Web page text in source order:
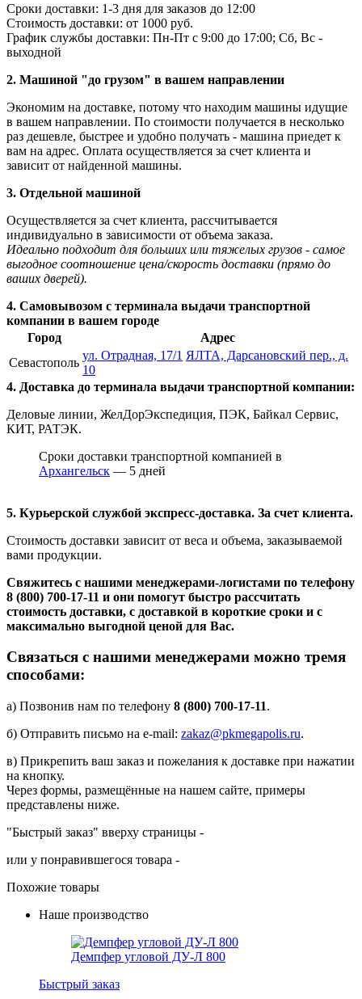
Сроки доставки: 1-3 дня для заказов до 12:00
Стоимость доставки: от 1000 руб.
График службы доставки: Пн-Пт с 9:00 до 17:00; Сб, Вс -
выходной
2. Машиной "до грузом" в вашем направлении
Экономим на доставке, потому что находим машины идущие
в вашем направлении. По стоимости получается в несколько
раз дешевле, быстрее и удобно получать - машина приедет к
вам на адрес. Оплата осуществляется за счет клиента и
зависит от найденной машины.
3. Отдельной машиной
Осуществляется за счет клиента, рассчитывается
индивидуально в зависимости от объема заказа.
Идеально подходит для больших или тяжелых грузов - самое
выгодное соотношение цена/скорость доставки (прямо до
ваших дверей).
4. Самовывозом с терминала выдачи транспортной
компании в вашем городе
Город
Адрес
Севастополь
ул. Отрадная, 17/1 ЯЛТА, Дарсановский пер., д.
10
4. Доставка до терминала выдачи транспортной компании:
Деловые линии, ЖелДорЭкспедиция, ПЭК, Байкал Сервис,
КИТ, РАТЭК.
Сроки доставки транспортной компанией в
Архангельск — 5 дней
5. Курьерской службой экспресс-доставка. За счет клиента.
Стоимость доставки зависит от веса и объема, заказываемой
вами продукции.
Свяжитесь с нашими менеджерами-логистами по телефону
8 (800) 700-17-11 и они помогут быстро рассчитать
стоимость доставки, с доставкой в короткие сроки и с
максимально выгодной ценой для Вас.
Связаться с нашими менеджерами можно тремя
способами:
а) Позвонив нам по телефону 8 (800) 700-17-11.
б) Отправить письмо на e-mail: zakaz@pkmegapolis.ru.
в) Прикрепить ваш заказ и пожелания к доставке при нажатии
на кнопку.
Через формы, размещённые на нашем сайте, примеры
представлены ниже.
"Быстрый заказ" вверху страницы -
или у понравившегося товара -
Похожие товары
Наше производство
Демпфер угловой ДУ-Л 800
Быстрый заказ